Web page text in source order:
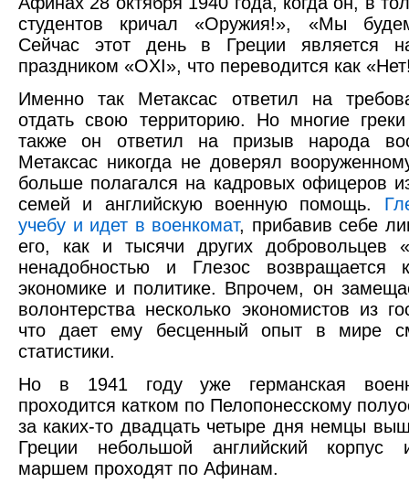
студентов кричал «Оружия!», «Мы
Сейчас этот день в Греции является
праздником «OXI», что переводится как
Именно так Метаксас ответил на
отдать свою территорию. Но многие
также он ответил на призыв народа
Метаксас никогда не доверял
больше полагался на кадровых офицеров
семей и английскую военную помощь.
учебу и идет в военкомат, прибавив себе
его, как и тысячи других добровольцев
ненадобностью и Глезос возвращается
экономике и политике. Впрочем, он
волонтерства несколько экономистов из
что дает ему бесценный опыт в мире
статистики.
Но в 1941 году уже германская
проходится катком по Пелопонесскому
за каких-то двадцать четыре дня немцы
Греции небольшой английский корпус
маршем проходят по Афинам.